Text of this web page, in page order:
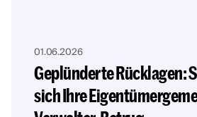
01.06.2026
Geplünderte Rücklagen:
sich Ihre